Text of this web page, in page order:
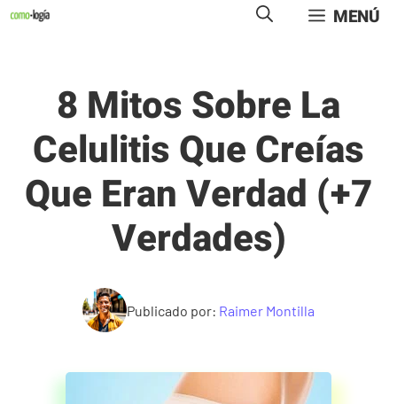
Saltar
MENÚ
8 Mitos Sobre La
Celulitis Que Creías
Que Eran Verdad (+7
Verdades)
Publicado por: Raimer Montilla